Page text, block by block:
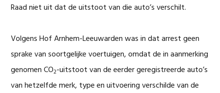
Raad niet uit dat de uitstoot van die auto’s verschilt.
Volgens Hof Arnhem-Leeuwarden was in dat arrest geen
sprake van soortgelijke voertuigen, omdat de in aanmerking
genomen CO2-uitstoot van de eerder geregistreerde auto’s
van hetzelfde merk, type en uitvoering verschilde van de